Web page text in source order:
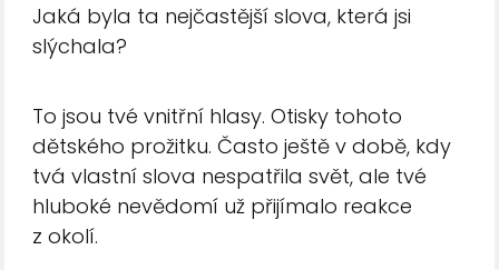
Jaká byla ta nejčastější slova, která jsi
slýchala?
To jsou tvé vnitřní hlasy. Otisky tohoto
dětského prožitku. Často ještě v době, kdy
tvá vlastní slova nespatřila svět, ale tvé
hluboké nevědomí už přijímalo reakce
z okolí.